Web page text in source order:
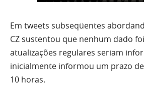
Em tweets subseqüentes
CZ sustentou que nenhum dado
atualizações regulares seriam
inicialmente informou um prazo
10 horas.